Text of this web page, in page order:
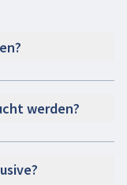
werden?